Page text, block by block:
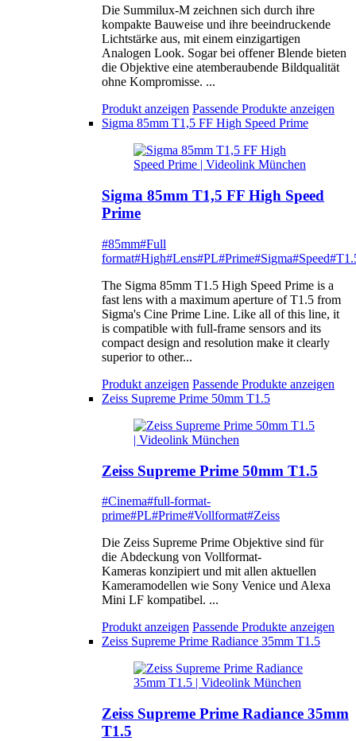
Die Summilux-M zeichnen sich durch ihre
kompakte Bauweise und ihre beeindruckende
Lichtstärke aus, mit einem einzigartigen
Analogen Look. Sogar bei offener Blende bieten
die Objektive eine atemberaubende Bildqualität
ohne Kompromisse. ...
Produkt anzeigen Passende Produkte anzeigen
Sigma 85mm T1,5 FF High Speed Prime
Sigma 85mm T1,5 FF High Speed
Prime
#85mm#Full
format#High#Lens#PL#Prime#Sigma#Speed
The Sigma 85mm T1.5 High Speed Prime is a
fast lens with a maximum aperture of T1.5 from
Sigma's Cine Prime Line. Like all of this line, it
is compatible with full-frame sensors and its
compact design and resolution make it clearly
superior to other...
Produkt anzeigen Passende Produkte anzeigen
Zeiss Supreme Prime 50mm T1.5
Zeiss Supreme Prime 50mm T1.5
#Cinema#full-format-
prime#PL#Prime#Vollformat#Zeiss
Die Zeiss Supreme Prime Objektive sind für
die Abdeckung von Vollformat-
Kameras konzipiert und mit allen aktuellen
Kameramodellen wie Sony Venice und Alexa
Mini LF kompatibel. ...
Produkt anzeigen Passende Produkte anzeigen
Zeiss Supreme Prime Radiance 35mm T1.5
Zeiss Supreme Prime Radiance 35mm
T1.5